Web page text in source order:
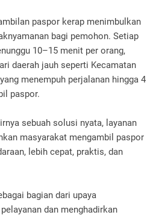
paspor kerap menimbulkan
bagi pemohon. Setiap
10–15 menit per orang,
daerah jauh seperti Kecamatan
menempuh perjalanan hingga 4
paspor.
sebuah solusi nyata, layanan
masyarakat mengambil paspor
lebih cepat, praktis, dan
bagian dari upaya
dan menghadirkan